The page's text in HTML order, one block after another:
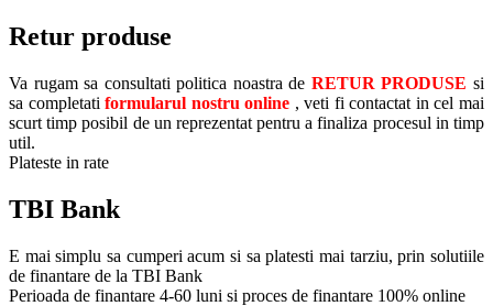
Retur produse
Va rugam sa consultati politica noastra de RETUR PRODUSE si
sa completatiformularul nostru online , veti fi contactat in cel mai
scurt timp posibil de un reprezentat pentru a finaliza procesul in timp
util.
Plateste in rate
TBI Bank
E mai simplu sa cumperi acum si sa platesti mai tarziu, prin solutiile
de finantare de la TBI Bank
Perioada de finantare 4-60 luni si proces de finantare 100% online